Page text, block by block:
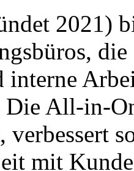
2021)
interne
Die All-in-
verbessert
mit